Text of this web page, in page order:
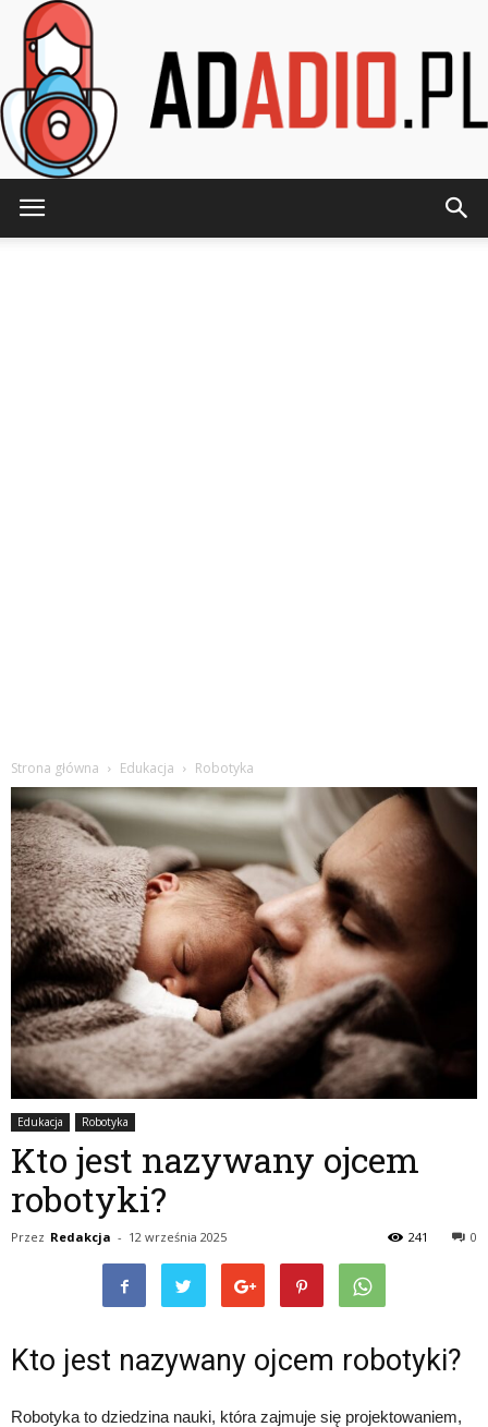
Strona główna Edukacja Robotyka
Edukacja Robotyka
Kto jest nazywany ojcem
robotyki?
Przez Redakcja - 12 września 2025 0
241
Kto jest nazywany ojcem robotyki?
Robotyka to dziedzina nauki, która zajmuje się projektowaniem,